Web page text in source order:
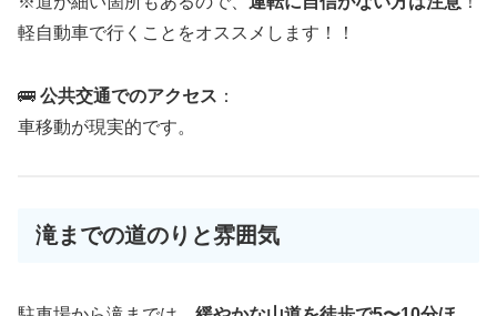
軽自動車で行くことをオススメします！！
🚌 公共交通でのアクセス ：
車移動が現実的です。
滝までの道のりと雰囲気